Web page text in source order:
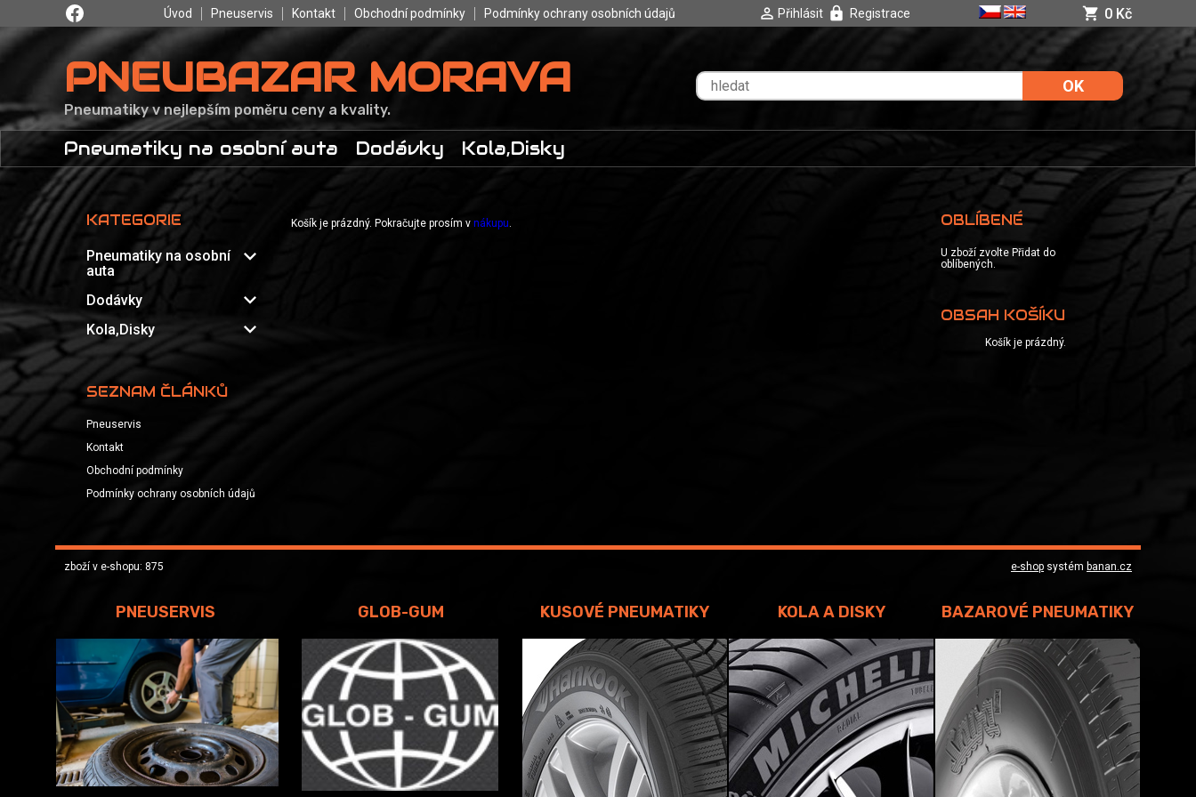
Úvod Pneuservis Kontakt Obchodní podmínky Podmínky ochrany osobních údajů Přihlásit Registrace 0 Kč
PNEUBAZAR MORAVA
Pneumatiky v nejlepším poměru ceny a kvality.
Pneumatiky na osobní auta Dodávky Kola,Disky
KATEGORIE
Pneumatiky na osobní
auta
expand_more
Dodávky expand_more
Kola,Disky expand_more
SEZNAM ČLÁNKŮ
Pneuservis
Kontakt
Obchodní podmínky
Podmínky ochrany osobních údajů
Košík je prázdný. Pokračujte prosím v nákupu. OBLÍBENÉ
U zboží zvolte Přidat do
oblíbených.
OBSAH KOŠÍKU
Košík je prázdný.
zboží v e-shopu: 875 e-shop systém banan.cz
PNEUSERVIS GLOB-GUM KUSOVÉ PNEUMATIKY KOLA A DISKY BAZAROVÉ PNEUMATIKY